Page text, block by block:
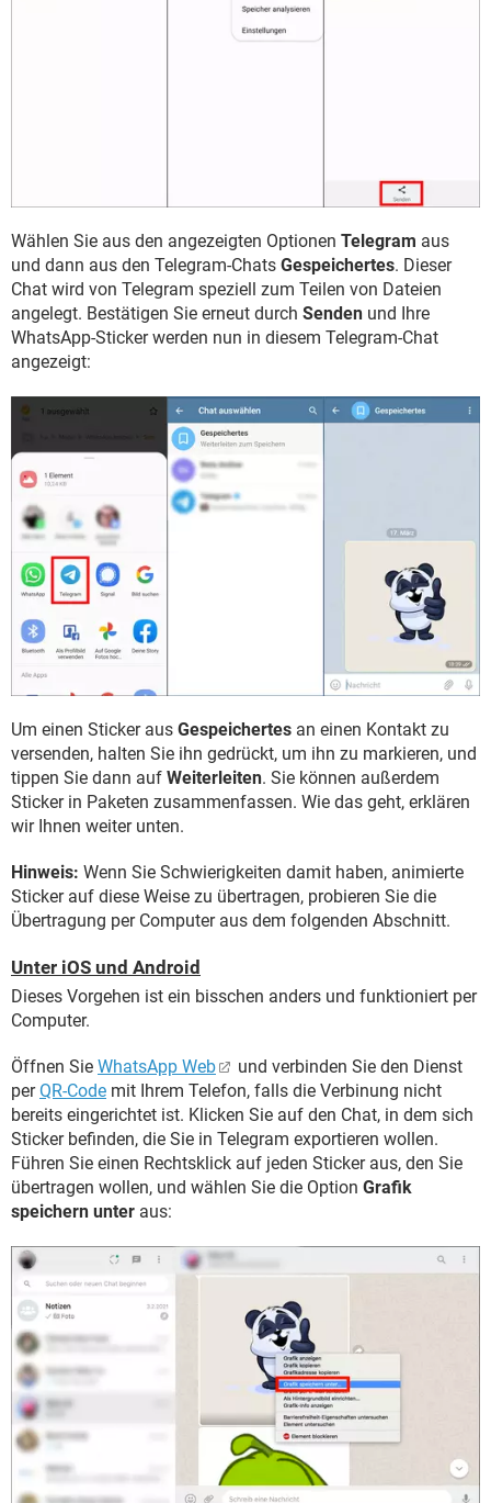
Wählen Sie aus den angezeigten Optionen Telegram aus
und dann aus den Telegram-Chats Gespeichertes. Dieser
Chat wird von Telegram speziell zum Teilen von Dateien
angelegt. Bestätigen Sie erneut durch Senden und Ihre
WhatsApp-Sticker werden nun in diesem Telegram-Chat
angezeigt:
Um einen Sticker aus Gespeichertes an einen Kontakt zu
versenden, halten Sie ihn gedrückt, um ihn zu markieren, und
tippen Sie dann auf Weiterleiten. Sie können außerdem
Sticker in Paketen zusammenfassen. Wie das geht, erklären
wir Ihnen weiter unten.
Hinweis: Wenn Sie Schwierigkeiten damit haben, animierte
Sticker auf diese Weise zu übertragen, probieren Sie die
Übertragung per Computer aus dem folgenden Abschnitt.
Unter iOS und Android
Dieses Vorgehen ist ein bisschen anders und funktioniert per
Computer.
Öffnen Sie WhatsApp Web
und verbinden Sie den Dienst
perQR-Code mit Ihrem Telefon, falls die Verbinung nicht
bereits eingerichtet ist. Klicken Sie auf den Chat, in dem sich
Sticker befinden, die Sie in Telegram exportieren wollen.
Führen Sie einen Rechtsklick auf jeden Sticker aus, den Sie
übertragen wollen, und wählen Sie die Option Grafik
speichern unter aus: